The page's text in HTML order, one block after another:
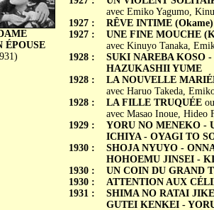
ÉPOUSE
1927 :
1927 :
1928 :
1928 :
1928 :
1929 :
1930 :
1930 :
1930 :
1931 :
avec Emiko Yagumo,
RÊVE INTIME (Okame)
UNE FINE MOUCHE
avec Kinuyo Tanaka,
SUKI NAREBA KOSO
HAZUKASHII YUME
LA NOUVELLE
avec Haruo Takeda,
LA FILLE TRUQUÉE
avec Masao Inoue, Hideo
YORU NO MENEKO -
ICHIYA - OYAGI TO
SHOJA NYUYO -
HOHOEMU JINSEI -
UN COIN DU GRAND
ATTENTION AUX
SHIMA NO RATAI
GUTEI KENKEI -